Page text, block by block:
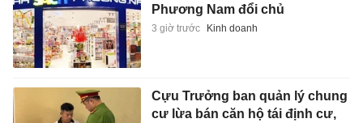
Phương Nam đổi chủ
3 giờ trước Kinh doanh
Cựu Trưởng ban quản lý chung
cư lừa bán căn hộ tái định cư,